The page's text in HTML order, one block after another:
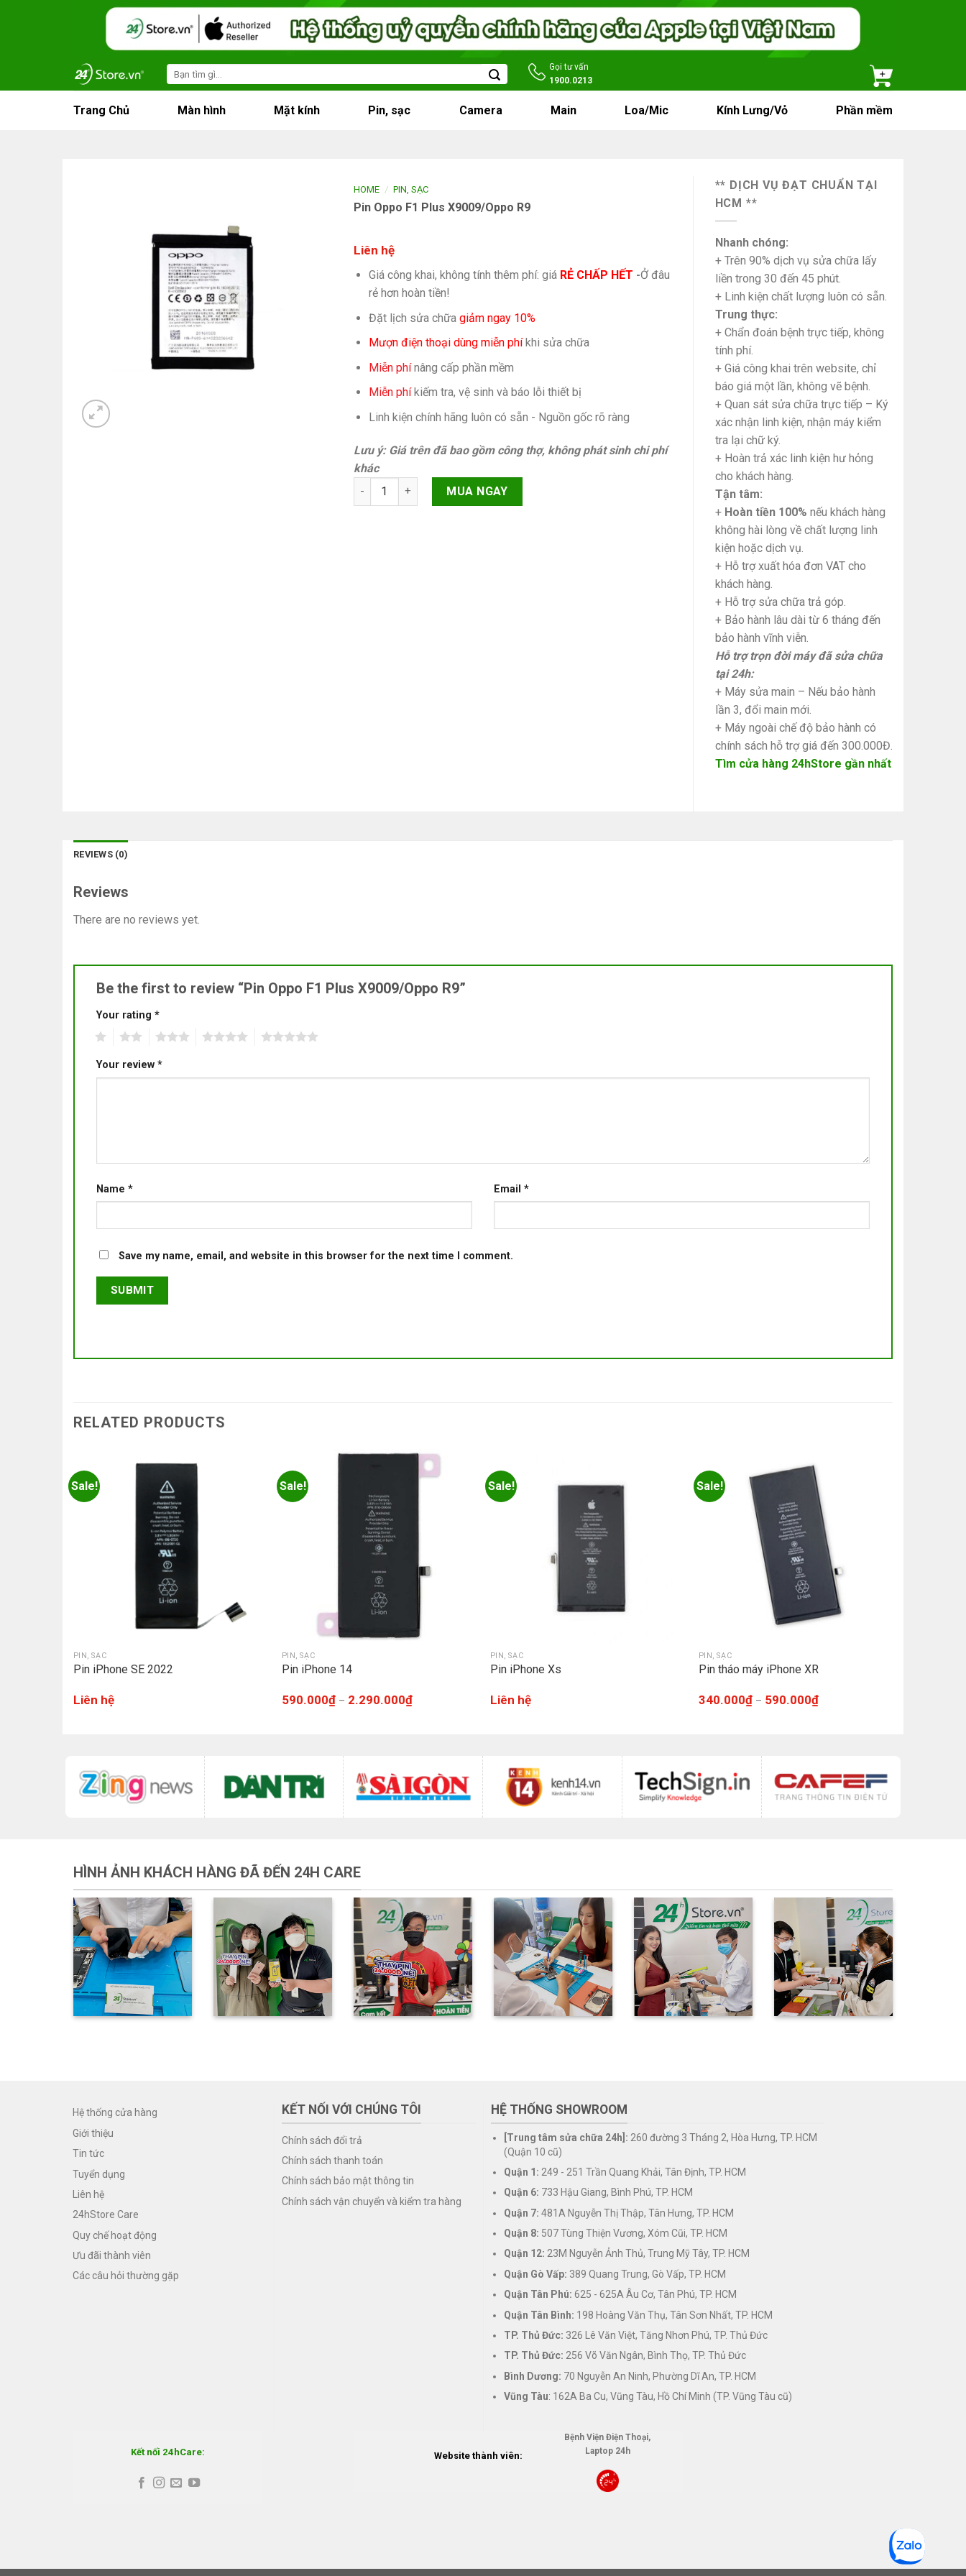
Search
for:
Gọi tư vấn
1900.0213
Trang Chủ Màn hình Mặt kính Pin, sạc Camera Main Loa/Mic Kính Lưng/Vỏ Phần mềm
HOME / PIN, SẠC
Pin Oppo F1 Plus X9009/Oppo R9
Liên hệ
Giá công khai, không tính thêm phí: giá RẺ CHẤP HẾT -Ở đâu
rẻ hơn hoàn tiền!
Đặt lịch sửa chữa giảm ngay 10%
Mượn điện thoại dùng miễn phíkhi sửa chữa
Miễn phínâng cấp phần mềm
Miễn phíkiếm tra, vệ sinh và báo lỗi thiết bị
Linh kiện chính hãng luôn có sẵn - Nguồn gốc rõ ràng
Lưu ý: Giá trên đã bao gồm công thợ, không phát sinh chi phí
khác
Pin Oppo F1 Plus X9009/Oppo R9 quantity
MUA NGAY
** DỊCH VỤ ĐẠT CHUẨN TẠI
HCM **
Nhanh chóng:
+ Trên 90% dịch vụ sửa chữa lấy
liền trong 30 đến 45 phút.
+ Linh kiện chất lượng luôn có sẵn.
Trung thực:
+ Chẩn đoán bệnh trực tiếp, không
tính phí.
+ Giá công khai trên website, chỉ
báo giá một lần, không vẽ bệnh.
+ Quan sát sửa chữa trực tiếp – Ký
xác nhận linh kiện, nhận máy kiểm
tra lại chữ ký.
+ Hoàn trả xác linh kiện hư hỏng
cho khách hàng.
Tận tâm:
+ Hoàn tiền 100% nếu khách hàng
không hài lòng về chất lượng linh
kiện hoặc dịch vụ.
+ Hỗ trợ xuất hóa đơn VAT cho
khách hàng.
+ Hỗ trợ sửa chữa trả góp.
+ Bảo hành lâu dài từ 6 tháng đến
bảo hành vĩnh viễn.
Hỗ trợ trọn đời máy đã sửa chữa
tại 24h:
+ Máy sửa main – Nếu bảo hành
lần 3, đổi main mới.
+ Máy ngoài chế độ bảo hành có
chính sách hỗ trợ giá đến 300.000Đ.
Tìm cửa hàng 24hStore gần nhất
REVIEWS (0)
Reviews
There are no reviews yet.
Be the first to review “Pin Oppo F1 Plus X9009/Oppo R9”
Your rating *
Your review *
Name * Email *
Save my name, email, and website in this browser for the next time I comment.
RELATED PRODUCTS
Sale!
PIN, SẠC
Pin iPhone SE 2022
Liên hệ
Sale!
PIN, SẠC
Pin iPhone 14
590.000₫– 2.290.000₫
Sale!
PIN, SẠC
Pin iPhone Xs
Liên hệ
Sale!
PIN, SẠC
Pin tháo máy iPhone XR
340.000₫– 590.000₫
HÌNH ẢNH KHÁCH HÀNG ĐÃ ĐẾN 24H CARE
Hệ thống cửa hàng
Giới thiệu
Tin tức
Tuyển dụng
Liên hệ
24hStore Care
Quy chế hoạt động
Ưu đãi thành viên
Các câu hỏi thường gặp
KẾT NỐI VỚI CHÚNG TÔI
Chính sách đổi trả
Chính sách thanh toán
Chính sách bảo mật thông tin
Chính sách vận chuyển và kiểm tra hàng
HỆ THỐNG SHOWROOM
[Trung tâm sửa chữa 24h]: 260 đường 3 Tháng 2, Hòa Hưng, TP. HCM
(Quận 10 cũ)
Quận 1: 249 - 251 Trần Quang Khải, Tân Định, TP. HCM
Quận 6: 733 Hậu Giang, Bình Phú, TP. HCM
Quận 7: 481A Nguyễn Thị Thập, Tân Hưng, TP. HCM
Quận 8: 507 Tùng Thiện Vương, Xóm Cũi, TP. HCM
Quận 12: 23M Nguyễn Ảnh Thủ, Trung Mỹ Tây, TP. HCM
Quận Gò Vấp: 389 Quang Trung, Gò Vấp, TP. HCM
Quận Tân Phú: 625 - 625A Âu Cơ, Tân Phú, TP. HCM
Quận Tân Bình: 198 Hoàng Văn Thụ, Tân Sơn Nhất, TP. HCM
TP. Thủ Đức: 326 Lê Văn Việt, Tăng Nhơn Phú, TP. Thủ Đức
TP. Thủ Đức: 256 Võ Văn Ngân, Bình Thọ, TP. Thủ Đức
Bình Dương: 70 Nguyễn An Ninh, Phường Dĩ An, TP. HCM
Vũng Tàu: 162A Ba Cu, Vũng Tàu, Hồ Chí Minh (TP. Vũng Tàu cũ)
Kết nối 24hCare: Website thành viên:
Bệnh Viện Điện Thoại,
Laptop 24h